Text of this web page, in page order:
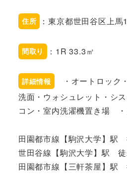
住所 ：東京都世田谷区上馬
間取り ：1R 33.3㎡
詳細情報
・オートロック
洗面・ウォシュレット・シ
コン・室内洗濯機置き場
田園都市線【駒沢大学】駅
世田谷線【駒沢大学】駅
田園都市線【三軒茶屋】駅